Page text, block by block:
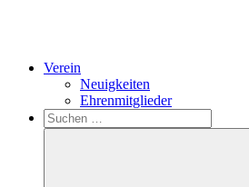
Verein
Neuigkeiten
Ehrenmitglieder
Search
Suchen
nach: